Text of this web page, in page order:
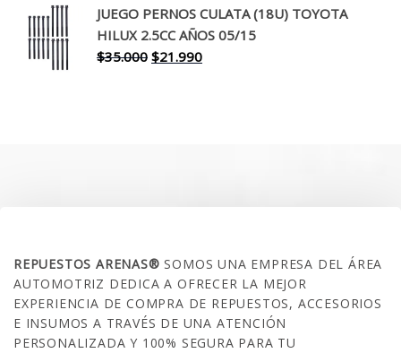
original
era:
$30.000.
actual
es:
$17.990.
JUEGO PERNOS CULATA (18U) TOYOTA
HILUX 2.5CC AÑOS 05/15
$35.000 El
$21.990El
REPUESTOS ARENAS®SOMOS UNA EMPRESA DEL ÁREA
AUTOMOTRIZ DEDICA A OFRECER LA MEJOR
EXPERIENCIA DE COMPRA DE REPUESTOS, ACCESORIOS
E INSUMOS A TRAVÉS DE UNA ATENCIÓN
PERSONALIZADA Y 100% SEGURA PARA TU